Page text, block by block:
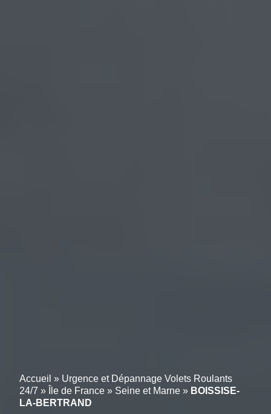
Accueil » Urgence et Dépannage Volets Roulants
24/7 » Île de France » Seine et Marne » BOISSISE-
LA-BERTRAND